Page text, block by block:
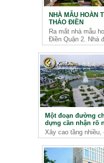
NHÀ MẪU HOÀN
THẢO ĐIỀN
Ra mắt nhà mẫu
Điền Quận 2. Nhà
Một đoạn đường
dựng cần nhận rõ
Xây cao tầng